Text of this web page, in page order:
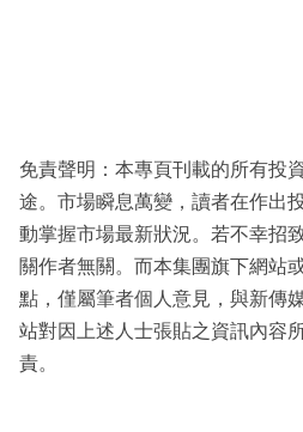
免責聲明：本專頁刊載的所有投
途。市場瞬息萬變，讀者在作出
動掌握市場最新狀況。若不幸招
關作者無關。而本集團旗下網站
點，僅屬筆者個人意見，與新傳
站對因上述人士張貼之資訊內容
責。